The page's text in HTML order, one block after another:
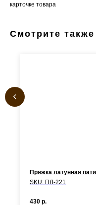
карточке товара
Смотрите также
Пряжка латунная
SKU: ПЛ-221
430 р.